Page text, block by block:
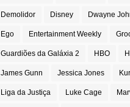
Demolidor Disney Dwayne
Ego Entertainment Weekly
Guardiões da Galáxia 2 HBO
James Gunn Jessica Jones
Liga da Justiça Luke Cage